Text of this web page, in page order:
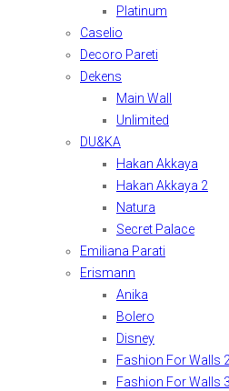
Platinum
Caselio
Decoro Pareti
Dekens
Main Wall
Unlimited
DU&KA
Hakan Akkaya
Hakan Akkaya 2
Natura
Secret Palace
Emiliana Parati
Erismann
Anika
Bolero
Disney
Fashion For Walls 2
Fashion For Walls 3